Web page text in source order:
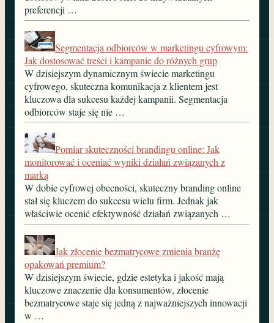
preferencji …
Segmentacja odbiorców w marketingu cyfrowym:
Jak dostosować treści i kampanie do różnych grup
W dzisiejszym dynamicznym świecie marketingu
cyfrowego, skuteczna komunikacja z klientem jest
kluczowa dla sukcesu każdej kampanii. Segmentacja
odbiorców staje się nie …
Pomiar skuteczności brandingu online: Jak
monitorować i oceniać wyniki działań związanych z
marką
W dobie cyfrowej obecności, skuteczny branding online
stał się kluczem do sukcesu wielu firm. Jednak jak
właściwie ocenić efektywność działań związanych …
Jak złocenie bezmatrycowe zmienia branżę
opakowań premium?
W dzisiejszym świecie, gdzie estetyka i jakość mają
kluczowe znaczenie dla konsumentów, złocenie
bezmatrycowe staje się jedną z najważniejszych innowacji
w …